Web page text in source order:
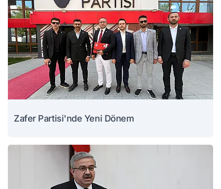
Zafer Partisi'nde Yeni Dönem